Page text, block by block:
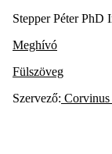
Stepper Péter
Meghívó
Fülszöveg
Szervező: